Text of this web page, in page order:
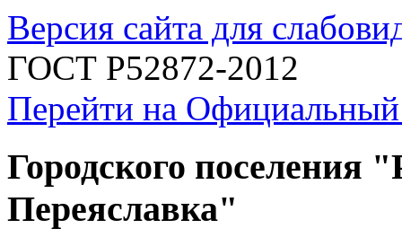
Версия сайта для
ГОСТ Р52872-2012
Перейти на
Городского поселения
Переяславка"